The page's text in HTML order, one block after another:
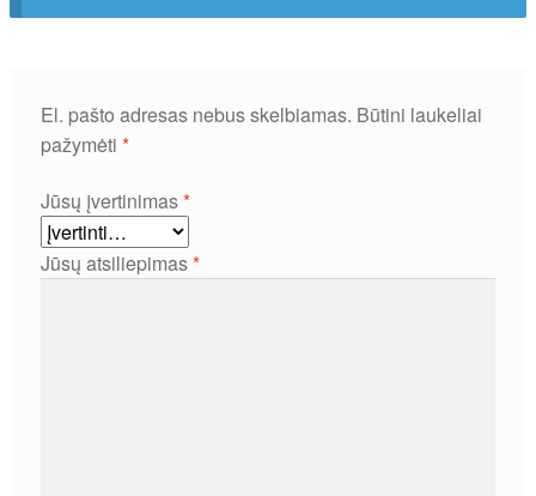
El. pašto adresas nebus skelbiamas. Būtini laukeliai
pažymėti *
Jūsų įvertinimas*
Jūsų atsiliepimas*